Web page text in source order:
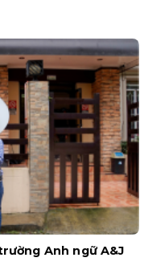
Anh ngữ A&J